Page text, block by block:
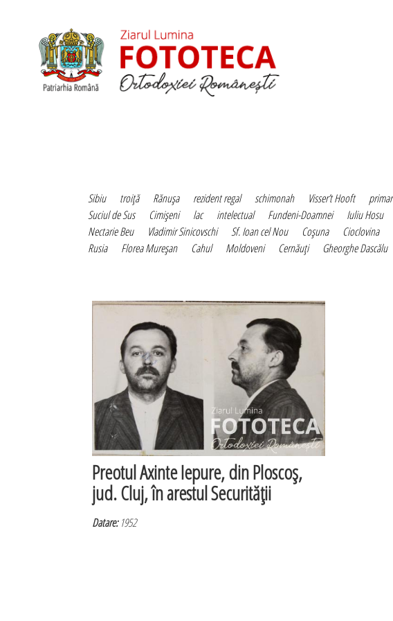
Sibiu troiţă Rănuşa rezident regal schimonah Visser’t Hooft primar
Suciul de Sus
Cimişeni lac intelectual Fundeni-Doamnei Iuliu Hosu
Nectarie Beu
Vladimir Sinicovschi Sf. Ioan cel Nou Coşuna Cioclovina
Rusia
Florea Mureşan Cahul Moldoveni Cernăuţi Gheorghe Dascălu
Preotul Axinte Iepure, din Ploscoş,
jud. Cluj, în arestul Securităţii
Datare:1952